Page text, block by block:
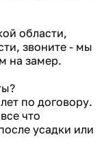
области,
звоните - мы
на замер.
по договору.
что
усадки или